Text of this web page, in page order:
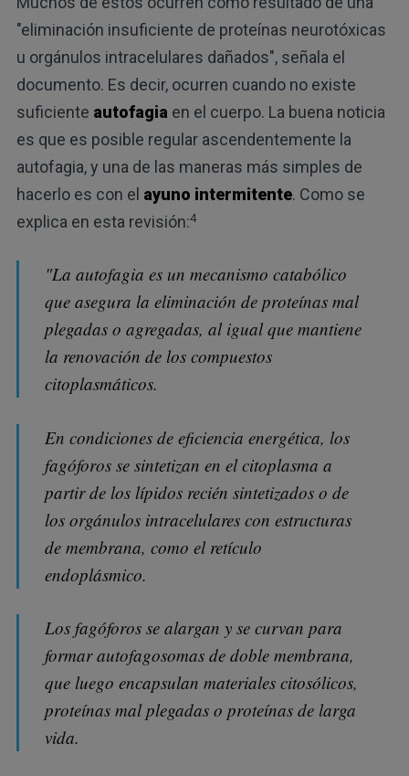
"eliminación insuficiente de proteínas neurotóxicas
u orgánulos intracelulares dañados", señala el
documento. Es decir, ocurren cuando no existe
suficiente autofagiaen el cuerpo. La buena noticia
es que es posible regular ascendentemente la
autofagia, y una de las maneras más simples de
hacerlo es con el ayuno intermitente. Como se
explica en esta revisión:4
"La autofagia es un mecanismo catabólico
que asegura la eliminación de proteínas mal
plegadas o agregadas, al igual que mantiene
la renovación de los compuestos
citoplasmáticos.
En condiciones de eficiencia energética, los
fagóforos se sintetizan en el citoplasma a
partir de los lípidos recién sintetizados o de
los orgánulos intracelulares con estructuras
de membrana, como el retículo
endoplásmico.
Los fagóforos se alargan y se curvan para
formar autofagosomas de doble membrana,
que luego encapsulan materiales citosólicos,
proteínas mal plegadas o proteínas de larga
vida.